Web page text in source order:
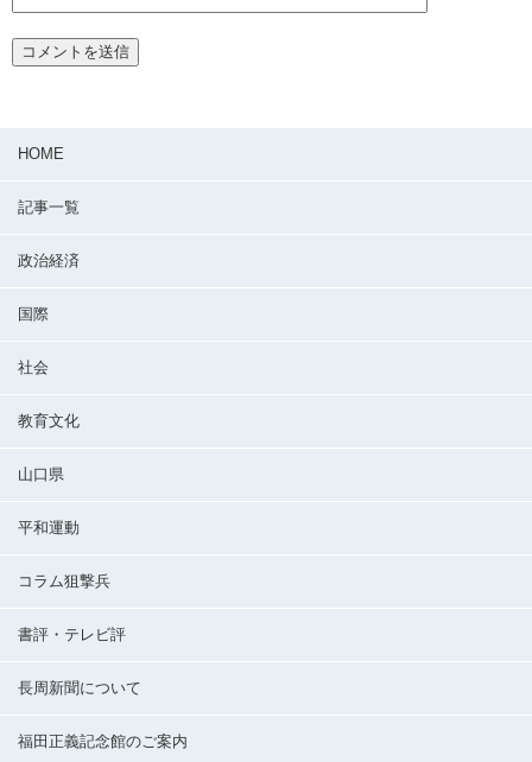
HOME
記事一覧
政治経済
国際
社会
教育文化
山口県
平和運動
コラム狙撃兵
書評・テレビ評
長周新聞について
福田正義記念館のご案内